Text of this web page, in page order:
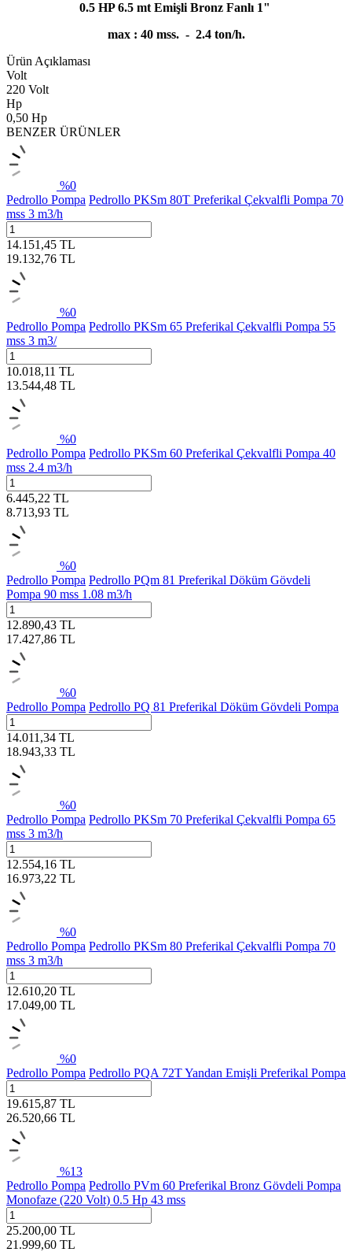
0.5 HP 6.5 mt Emişli Bronz Fanlı 1"
max : 40 mss. - 2.4 ton/h.
Ürün Açıklaması
Volt
220 Volt
Hp
0,50 Hp
BENZER ÜRÜNLER
%0
Pedrollo Pompa Pedrollo PKSm 80T Preferikal Çekvalfli Pompa 70
mss 3 m3/h
14.151,45 TL
19.132,76 TL
%0
Pedrollo Pompa Pedrollo PKSm 65 Preferikal Çekvalfli Pompa 55
mss 3 m3/
10.018,11 TL
13.544,48 TL
%0
Pedrollo Pompa Pedrollo PKSm 60 Preferikal Çekvalfli Pompa 40
mss 2.4 m3/h
6.445,22 TL
8.713,93 TL
%0
Pedrollo Pompa Pedrollo PQm 81 Preferikal Döküm Gövdeli
Pompa 90 mss 1.08 m3/h
12.890,43 TL
17.427,86 TL
%0
Pedrollo Pompa Pedrollo PQ 81 Preferikal Döküm Gövdeli Pompa
14.011,34 TL
18.943,33 TL
%0
Pedrollo Pompa Pedrollo PKSm 70 Preferikal Çekvalfli Pompa 65
mss 3 m3/h
12.554,16 TL
16.973,22 TL
%0
Pedrollo Pompa Pedrollo PKSm 80 Preferikal Çekvalfli Pompa 70
mss 3 m3/h
12.610,20 TL
17.049,00 TL
%0
Pedrollo Pompa Pedrollo PQA 72T Yandan Emişli Preferikal Pompa
19.615,87 TL
26.520,66 TL
%13
Pedrollo Pompa Pedrollo PVm 60 Preferikal Bronz Gövdeli Pompa
Monofaze (220 Volt) 0.5 Hp 43 mss
25.200,00 TL
21.999,60 TL